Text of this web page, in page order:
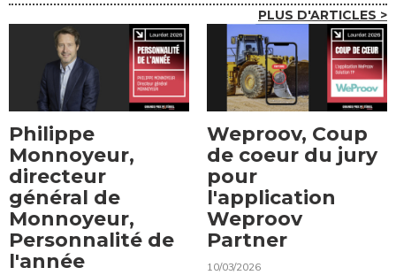
PLUS D'ARTICLES >
Philippe
Monnoyeur,
directeur
général de
Monnoyeur,
Personnalité de
l'année
Weproov, Coup
de coeur du jury
pour
l'application
Weproov
Partner
10/03/2026